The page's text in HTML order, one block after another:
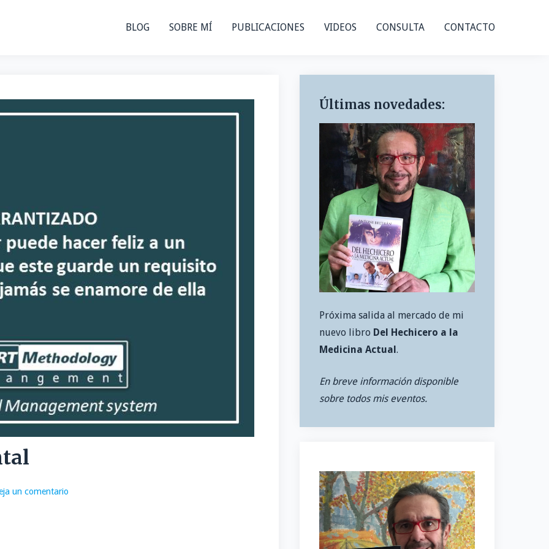
BLOG SOBRE MÍ PUBLICACIONES VIDEOS CONSULTA CONTACTO
un comentario
Últimas novedades:
Próxima salida al mercado de mi
nuevo libro Del Hechicero a la
Medicina Actual.
En breve información disponible
sobre todos mis eventos.